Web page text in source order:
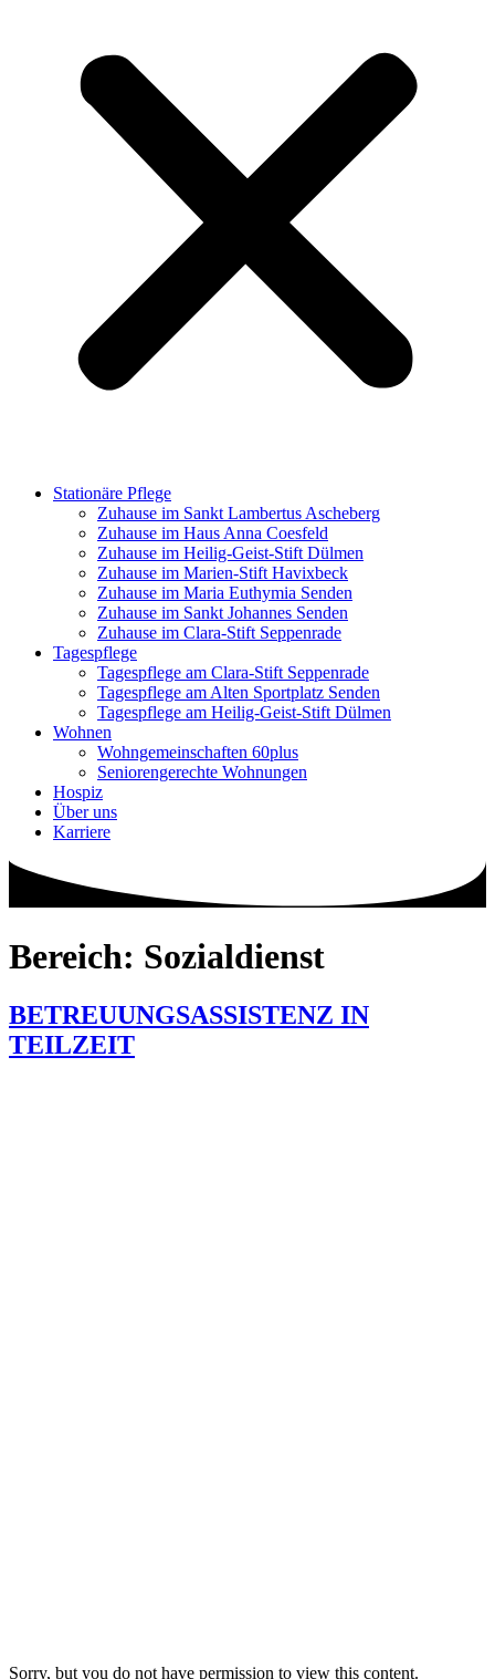
Stationäre Pflege
Zuhause im Sankt Lambertus Ascheberg
Zuhause im Haus Anna Coesfeld
Zuhause im Heilig-Geist-Stift Dülmen
Zuhause im Marien-Stift Havixbeck
Zuhause im Maria Euthymia Senden
Zuhause im Sankt Johannes Senden
Zuhause im Clara-Stift Seppenrade
Tagespflege
Tagespflege am Clara-Stift Seppenrade
Tagespflege am Alten Sportplatz Senden
Tagespflege am Heilig-Geist-Stift Dülmen
Wohnen
Wohngemeinschaften 60plus
Seniorengerechte Wohnungen
Hospiz
Über uns
Karriere
Bereich: Sozialdienst
BETREUUNGSASSISTENZ IN
TEILZEIT
Sorry, but you do not have permission to view this content.